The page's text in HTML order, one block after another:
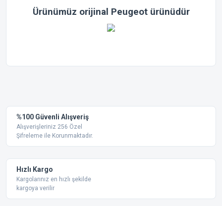
Ürünümüz orijinal Peugeot ürünüdür
Ürün resmi kalitesiz, bozuk veya görüntülenemiyor.
Ürün açıklamasında eksik bilgiler bulunuyor.
Bu ürüne benzer farklı alternatifler olmalı.
%100 Güvenli Alışveriş
Alışverişleriniz 256 Özel
Şifreleme ile Korunmaktadır.
Hızlı Kargo
Kargolarınız en hızlı şekilde
kargoya verilir